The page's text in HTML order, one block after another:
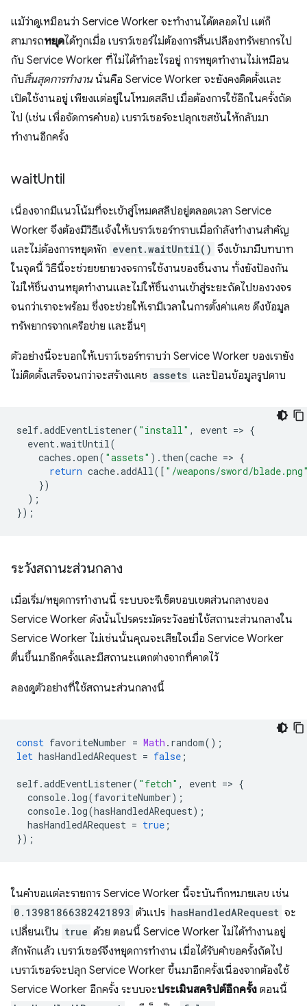
แม้ว่าดูเหมือนว่า Service Worker จะทำงานได้ตลอดไป แต่ก็
สามารถหยุดได้ทุกเมื่อ เบราว์เซอร์ไม่ต้องการสิ้นเปลืองทรัพยากรไป
กับ Service Worker ที่ไม่ได้ทําอะไรอยู่ การหยุดทำงานไม่เหมือน
กับสิ้นสุดการทำงานนั่นคือ Service Worker จะยังคงติดตั้งและ
เปิดใช้งานอยู่ เพียงแต่อยู่ในโหมดสลีป เมื่อต้องการใช้อีกในครั้งถัด
ไป (เช่น เพื่อจัดการคําขอ) เบราว์เซอร์จะปลุกเซสชันให้กลับมา
ทำงานอีกครั้ง
waitUntil
เนื่องจากมีแนวโน้มที่จะเข้าสู่โหมดสลีปอยู่ตลอดเวลา Service
Worker จึงต้องมีวิธีแจ้งให้เบราว์เซอร์ทราบเมื่อกำลังทํางานสําคัญ
และไม่ต้องการหยุดพัก event.waitUntil() จึงเข้ามามีบทบาท
ในจุดนี้ วิธีนี้จะช่วยขยายวงจรการใช้งานของชิ้นงาน ทั้งยังป้องกัน
ไม่ให้ชิ้นงานหยุดทำงานและไม่ให้ชิ้นงานเข้าสู่ระยะถัดไปของวงจร
จนกว่าเราจะพร้อม ซึ่งจะช่วยให้เรามีเวลาในการตั้งค่าแคช ดึงข้อมูล
ทรัพยากรจากเครือข่าย และอื่นๆ
ตัวอย่างนี้จะบอกให้เบราว์เซอร์ทราบว่า Service Worker ของเรายัง
ไม่ติดตั้งเสร็จจนกว่าจะสร้างแคช assets และป้อนข้อมูลรูปดาบ
self.addEventListener( "install" , event => {
event.waitUntil(
caches .open( "assets" ). then(cache => {
return cache.addAll([ "/weapons/sword/
})
);
});
ระวังสถานะส่วนกลาง
เมื่อเริ่ม/หยุดการทำงานนี้ ระบบจะรีเซ็ตขอบเขตส่วนกลางของ
Service Worker ดังนั้นโปรดระมัดระวังอย่าใช้สถานะส่วนกลางใน
Service Worker ไม่เช่นนั้นคุณจะเสียใจเมื่อ Service Worker
ตื่นขึ้นมาอีกครั้งและมีสถานะแตกต่างจากที่คาดไว้
ลองดูตัวอย่างที่ใช้สถานะส่วนกลางนี้
const favoriteNumber = Math . random();
let hasHandledARequest = false ;
self.addEventListener( "fetch" , event => {
console. log(favoriteNumber);
console. log(hasHandledARequest);
hasHandledARequest = true ;
});
ในคําขอแต่ละรายการ Service Worker นี้จะบันทึกหมายเลข เช่น
0.13981866382421893 ตัวแปร hasHandledARequest จะ
เปลี่ยนเป็น true ด้วย ตอนนี้ Service Worker ไม่ได้ทำงานอยู่
สักพักแล้ว เบราว์เซอร์จึงหยุดการทำงาน เมื่อได้รับคําขอครั้งถัดไป
เบราว์เซอร์จะปลุก Service Worker ขึ้นมาอีกครั้งเนื่องจากต้องใช้
Service Worker อีกครั้ง ระบบจะประเมินสคริปต์อีกครั้ง ตอนนี้